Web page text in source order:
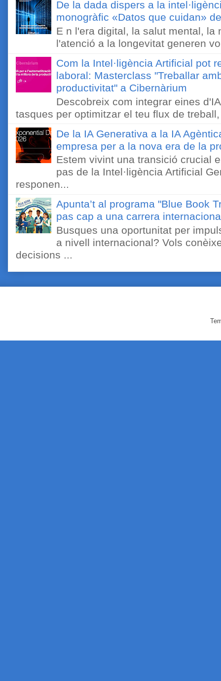
De la dada dispers a la
monogràfic «Datos que cuidan»
E n l'era digital, la salut mental, la
l'atenció a la longevitat generen
Com la Intel·ligència Artificial pot
laboral: Masterclass "Treballar
productivitat" a Cibernàrium
Descobreix com integrar eines
tasques per optimitzar el teu flux de
De la IA Generativa a la IA
empresa per a la nova era de la
Estem vivint una transició crucial
pas de la Intel·ligència Artificial
responen...
Apunta’t al programa "Blue Book
pas cap a una carrera
Busques una oportunitat per
a nivell internacional? Vols
decisions ...